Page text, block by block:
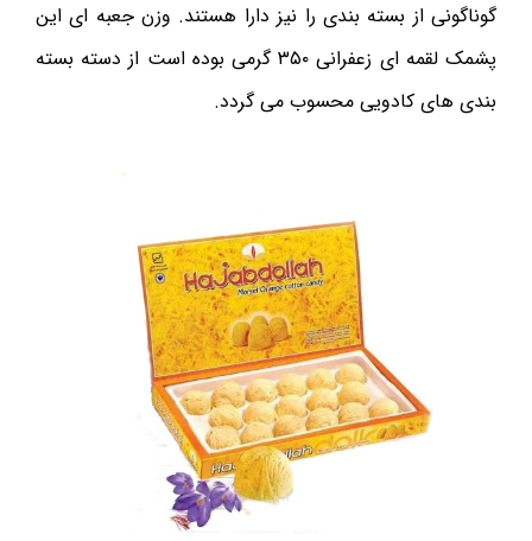
گوناگونی از بسته بندی را نیز دارا هستند. وزن جعبه ای این
پشمک لقمه ای زعفرانی ۳۵۰ گرمی بوده است از دسته بسته
بندی های کادویی محسوب می گردد.